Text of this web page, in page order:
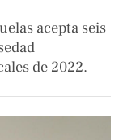
acepta seis
de 2022.